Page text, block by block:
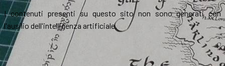
I contenuti presenti su questo sito non sono generati con
l'ausilio dell'intelligenza artificiale.